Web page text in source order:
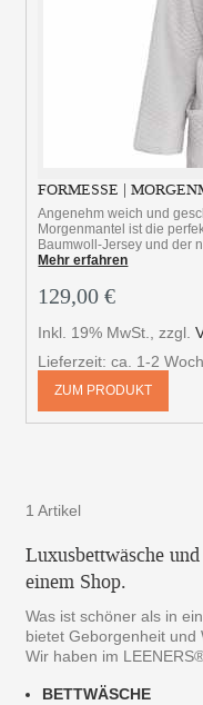
FORMESSE |
Angenehm weich und
Morgenmantel ist die
Baumwoll-Jersey und der
Mehr erfahren
129,00 €
Inkl. 19% MwSt. ,zzgl.
Lieferzeit: ca. 1-2
ZUM PRODUKT
1 Artikel
Luxusbettwäsche
einem Shop.
Was ist schöner als in
bietet Geborgenheit und
Wir haben im
BETTWÄSCHE